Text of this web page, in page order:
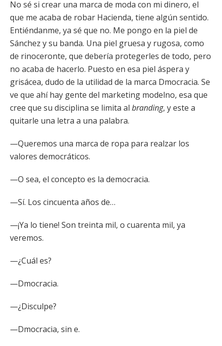
No sé si crear una marca de moda con mi dinero, el
que me acaba de robar Hacienda, tiene algún sentido.
Entiéndanme, ya sé que no. Me pongo en la piel de
Sánchez y su banda. Una piel gruesa y rugosa, como
de rinoceronte, que debería protegerles de todo, pero
no acaba de hacerlo. Puesto en esa piel áspera y
grisácea, dudo de la utilidad de la marca Dmocracia. Se
ve que ahí hay gente del marketing modelno, esa que
cree que su disciplina se limita al branding, y este a
quitarle una letra a una palabra.
—Queremos una marca de ropa para realzar los
valores democráticos.
—O sea, el concepto es la democracia.
—Sí. Los cincuenta años de…
—¡Ya lo tiene! Son treinta mil, o cuarenta mil, ya
veremos.
—¿Cuál es?
—Dmocracia.
—¿Disculpe?
—Dmocracia, sin e.